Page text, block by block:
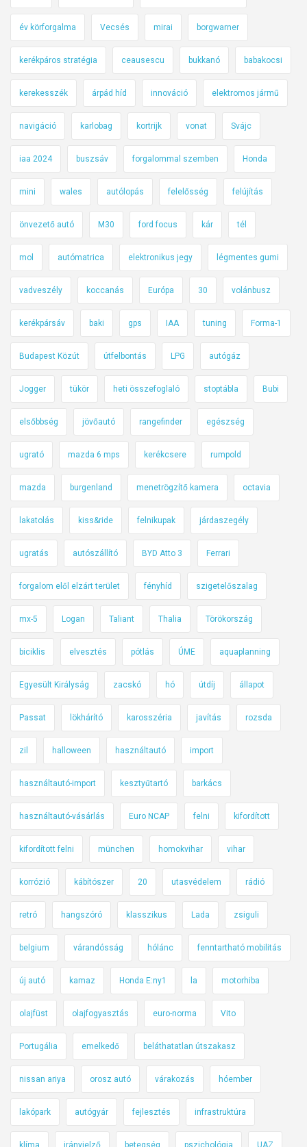
év körforgalma Vecsés mirai borgwarner
kerékpáros stratégia ceausescu bukkanó babakocsi
kerekesszék árpád híd innováció elektromos jármű
navigáció karlobag kortrijk vonat Svájc
iaa 2024 buszsáv forgalommal szemben Honda
mini wales autólopás felelősség felújítás
önvezető autó M30 ford focus kár tél
mol autómatrica elektronikus jegy légmentes gumi
vadveszély koccanás Európa 30 volánbusz
kerékpársáv baki gps IAA tuning Forma-1
Budapest Közút útfelbontás LPG autógáz
Jogger tükör heti összefoglaló stoptábla Bubi
elsőbbség jövőautó rangefinder egészség
ugrató mazda 6 mps kerékcsere rumpold
mazda burgenland menetrögzítő kamera octavia
lakatolás kiss&ride felnikupak járdaszegély
ugratás autószállító BYD Atto 3 Ferrari
forgalom elől elzárt terület fényhíd szigetelőszalag
mx-5 Logan Taliant Thalia Törökország
biciklis elvesztés pótlás ÚME aquaplanning
Egyesült Királyság zacskó hó útdíj állapot
Passat lökhárító karosszéria javítás rozsda
zil halloween használtautó import
használtautó-import kesztyűtartó barkács
használtautó-vásárlás Euro NCAP felni kifordított
kifordított felni münchen homokvihar vihar
korrózió kábítószer 20 utasvédelem rádió
retró hangszóró klasszikus Lada zsiguli
belgium várandósság hólánc fenntartható mobilitás
új autó kamaz Honda E:ny1 la motorhiba
olajfüst olajfogyasztás euro-norma Vito
Portugália emelkedő beláthatatlan útszakasz
nissan ariya orosz autó várakozás hóember
lakópark autógyár fejlesztés infrastruktúra
klíma irányjelző betegség pszichológia UAZ